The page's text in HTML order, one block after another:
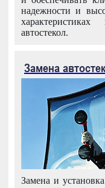
надежности и
автостекол.
Замена
Замена и